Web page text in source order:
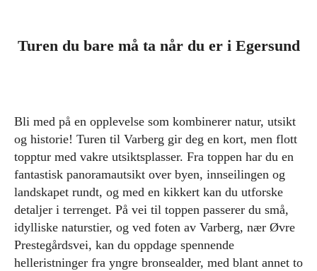
Turen du bare må ta når du er i Egersund
Bli med på en opplevelse som kombinerer natur, utsikt
og historie! Turen til Varberg gir deg en kort, men flott
topptur med vakre utsiktsplasser. Fra toppen har du en
fantastisk panoramautsikt over byen, innseilingen og
landskapet rundt, og med en kikkert kan du utforske
detaljer i terrenget. På vei til toppen passerer du små,
idylliske naturstier, og ved foten av Varberg, nær Øvre
Prestegårdsvei, kan du oppdage spennende
helleristninger fra yngre bronsealder, med blant annet to